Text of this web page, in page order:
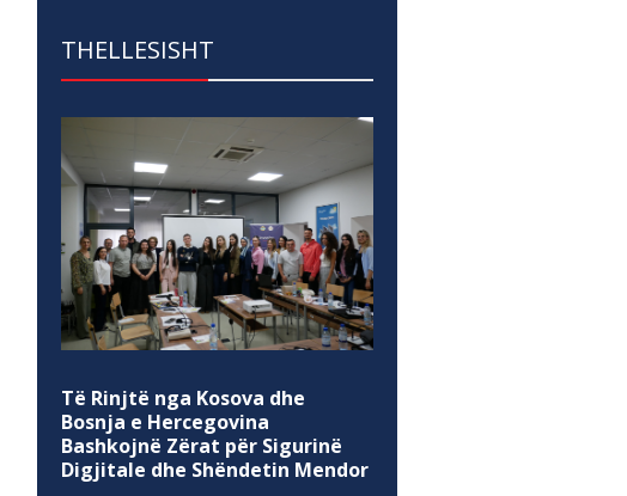
THELLESISHT
Të Rinjtë nga Kosova dhe
Bosnja e Hercegovina
Bashkojnë Zërat për Sigurinë
Digjitale dhe Shëndetin Mendor